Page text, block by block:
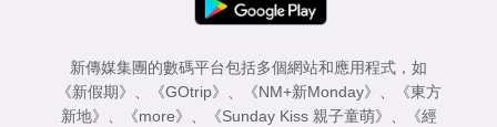
新傳媒集團的數碼平台包括多個網站和應用程式，如
《新假期》
《GOtrip》 《NM+新Monday》
《東方
新地》
《more》 《Sunday Kiss 親子童萌》
《經